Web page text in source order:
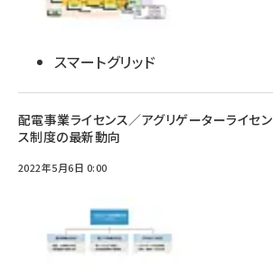
スマートグリッド
配電事業ライセンス／アグリゲーターライセン
ス制度の最新動向
2022年5月6日 0:00